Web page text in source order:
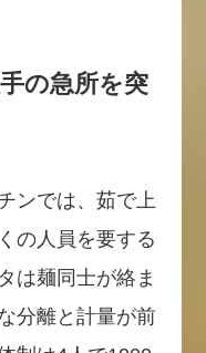
の急所を突
ンでは、茹で上
の人員を要する
は麺同士が絡ま
分離と計量が前